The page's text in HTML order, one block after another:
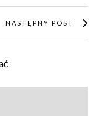
NASTĘPNY POST